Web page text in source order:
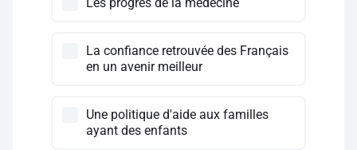
La confiance retrouvée des Français
en un avenir meilleur
Une politique d'aide aux familles
ayant des enfants